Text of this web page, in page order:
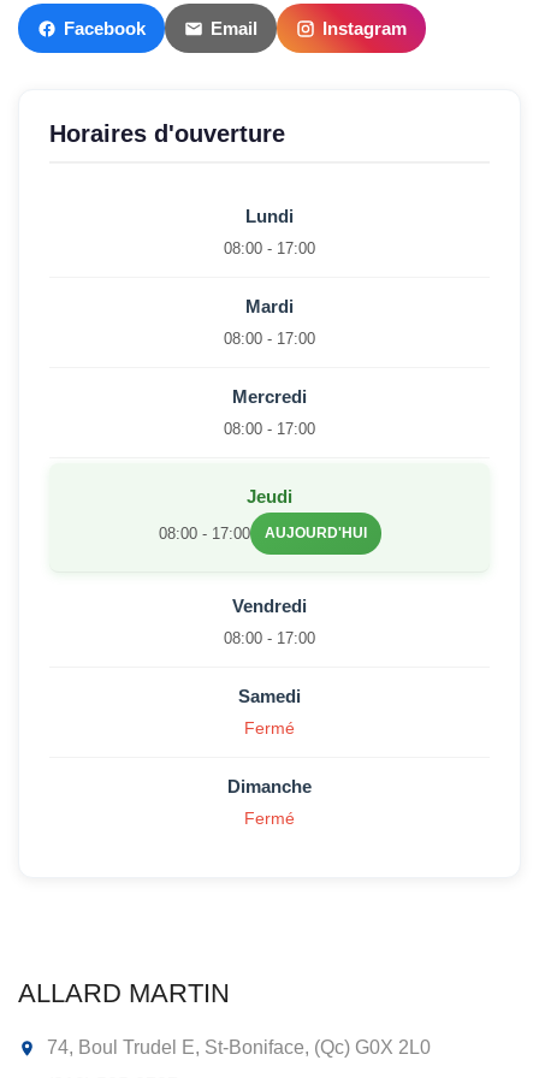
Facebook Email Instagram
Horaires d'ouverture
Lundi
08:00 - 17:00
Mardi
08:00 - 17:00
Mercredi
08:00 - 17:00
Jeudi
08:00 - 17:00 AUJOURD'HUI
Vendredi
08:00 - 17:00
Samedi
Fermé
Dimanche
Fermé